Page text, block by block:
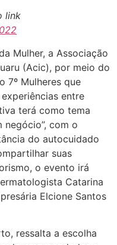
link
Mulher, a Associação
(Acic), por meio do
7º Mulheres que
entre
terá como tema
negócio”, com o
do autocuidado
suas
o evento irá
Catarina
Elcione Santos
ressalta a escolha